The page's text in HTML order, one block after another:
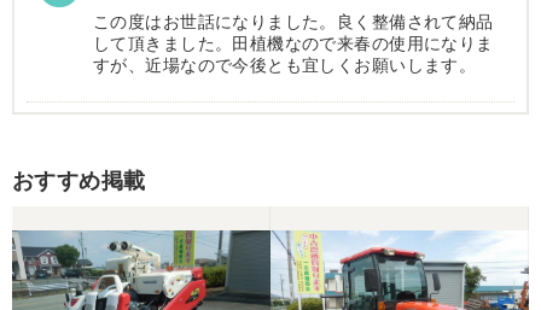
この度はお世話になりました。良く整備されて納品
して頂きました。田植機なので来春の使用になりま
すが、近場なので今後とも宜しくお願いします。
今回良い品を購入させて頂きありがとうございま
す。また農機具購入の際はよろしくお願いします。
広島県／農家
おすすめ掲載